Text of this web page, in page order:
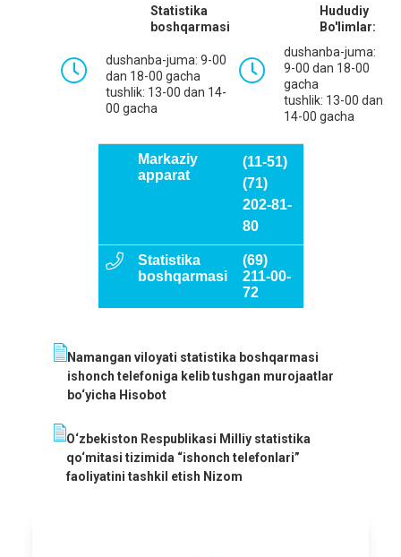
Statistika
boshqarmasi
Hududiy
Bo'limlar:
dushanba-juma: 9-00
dan 18-00 gacha
tushlik: 13-00 dan 14-
00 gacha
dushanba-juma:
9-00 dan 18-00
gacha
tushlik: 13-00 dan
14-00 gacha
Markaziy
apparat
(11-51)
(71)
202-81-
80
Statistika
boshqarmasi
(69)
211-00-
72
Namangan viloyati statistika boshqarmasi
ishonch telefoniga kelib tushgan murojaatlar
bo‘yicha Hisobot
O‘zbekiston Respublikasi Milliy statistika
qo‘mitasi tizimida “ishonch telefonlari”
faoliyatini tashkil etish Nizom